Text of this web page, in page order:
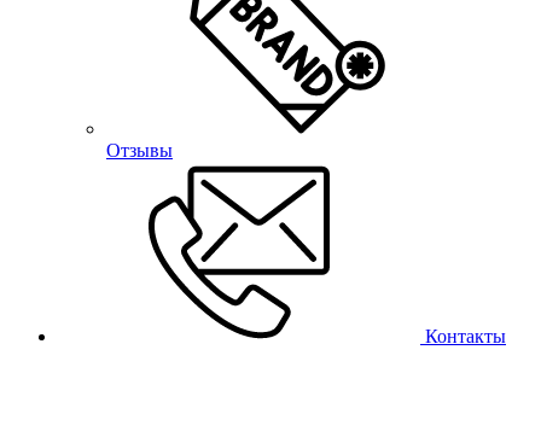
Отзывы
Контакты